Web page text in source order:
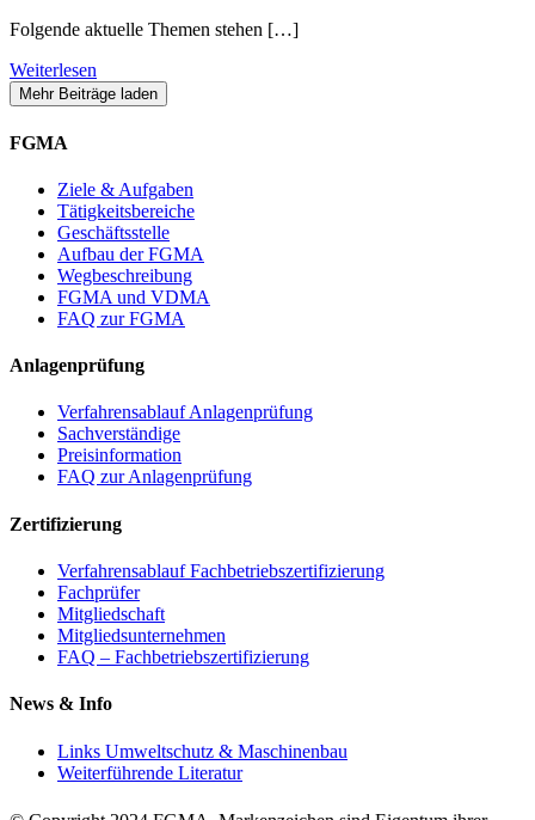
Folgende aktuelle Themen stehen […]
Weiterlesen
Mehr Beiträge laden
FGMA
Ziele & Aufgaben
Tätigkeitsbereiche
Geschäftsstelle
Aufbau der FGMA
Wegbeschreibung
FGMA und VDMA
FAQ zur FGMA
Anlagenprüfung
Verfahrensablauf Anlagenprüfung
Sachverständige
Preisinformation
FAQ zur Anlagenprüfung
Zertifizierung
Verfahrensablauf Fachbetriebszertifizierung
Fachprüfer
Mitgliedschaft
Mitgliedsunternehmen
FAQ – Fachbetriebszertifizierung
News & Info
Links Umweltschutz & Maschinenbau
Weiterführende Literatur